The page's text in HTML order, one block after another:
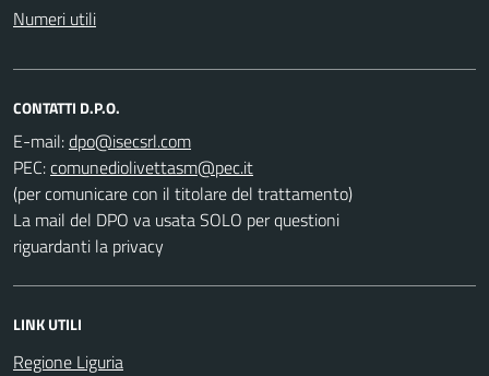
Numeri utili
CONTATTI D.P.O.
E-mail:
PEC:
(per comunicare con il titolare del trattamento)
La mail del DPO va usata SOLO per questioni
riguardanti la privacy
LINK UTILI
Regione Liguria